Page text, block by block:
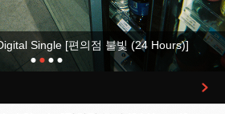
Single [편의점 불빛 (24 Hours)]
더보기